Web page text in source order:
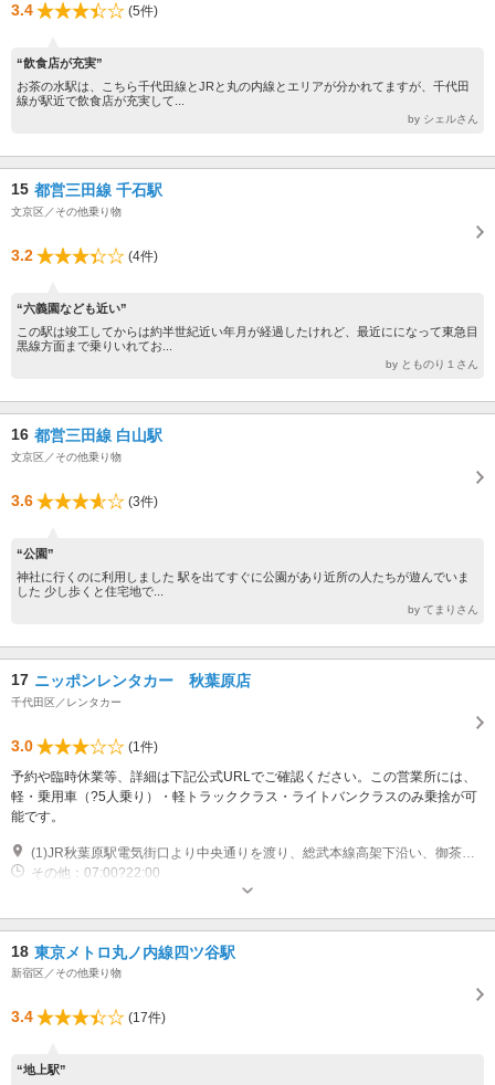
3.4 (5件)
“飲食店が充実”
お茶の水駅は、こちら千代田線とJRと丸の内線とエリアが分かれてますが、千代田
線が駅近で飲食店が充実して...
by シェルさん
15 都営三田線 千石駅
文京区／その他乗り物
3.2 (4件)
“六義園なども近い”
この駅は竣工してからは約半世紀近い年月が経過したけれど、最近にになって東急目
黒線方面まで乗りいれてお...
by とものり１さん
16 都営三田線 白山駅
文京区／その他乗り物
3.6 (3件)
“公園”
神社に行くのに利用しました 駅を出てすぐに公園があり近所の人たちが遊んでいま
した 少し歩くと住宅地で...
by てまりさん
17 ニッポンレンタカー 秋葉原店
千代田区／レンタカー
3.0
(1件)
予約や臨時休業等、詳細は下記公式URLでご確認ください。この営業所には、
軽・乗用車（?5人乗り）・軽トラッククラス・ライトバンクラスのみ乗捨が可
能です。
その他：07:00?22:00
18 東京メトロ丸ノ内線四ツ谷駅
新宿区／その他乗り物
3.4 (17件)
“地上駅”